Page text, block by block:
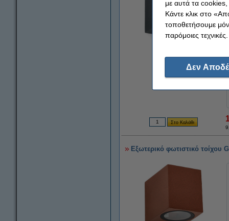
Εξωτερικό φωτιστικό
με αυτά τα cookies,
Κάντε κλικ στο
τοποθετήσουμε
παρόμοιες τεχνικές.
Δεν